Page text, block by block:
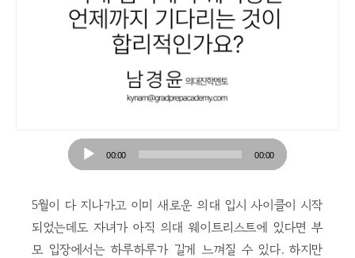
Audio
Player
00:00 00:00
5월이 다 지나가고 이미 새로운 의대 입시 사이클이 시작
되었는데도 자녀가 아직 의대 웨이트리스트에 있다면 부
모 입장에서는 하루하루가 길게 느껴질 수 있다. 하지만